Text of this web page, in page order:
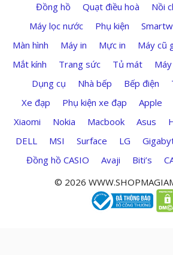
Đồng hồ
Quạt điều hoà
Nồi
Máy lọc nước
Phụ kiện
Màn hình
Máy in Mực in Máy cũ
Mắt kính
Trang sức Tủ mát
Dụng cụ
Nhà bếp Bếp điện
Xe đạp
Phụ kiện xe đạp Apple
Xiaomi
Nokia Macbook Asus
DELL
MSI Surface LG
Đồng hồ CASIO
Avaji Biti’s
© 2026